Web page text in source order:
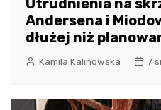
Utrudnienia na
Andersena i
dłużej niż
Kamila Kalinowska 7